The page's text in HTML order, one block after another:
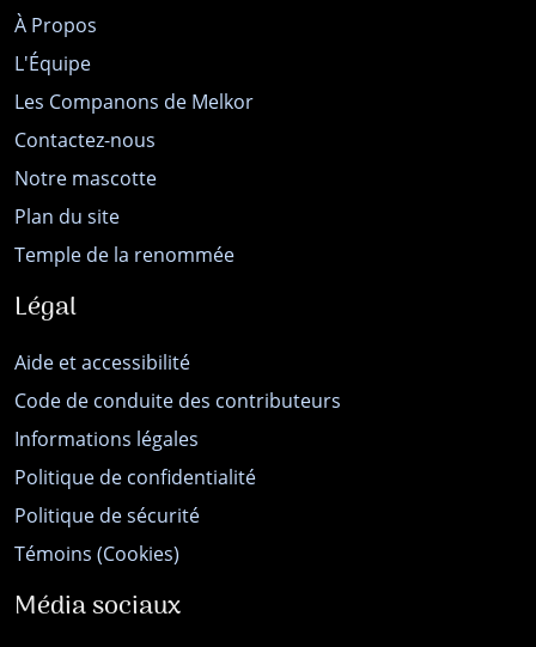
À Propos
L'Équipe
Les Companons de Melkor
Contactez-nous
Notre mascotte
Plan du site
Temple de la renommée
Légal
Aide et accessibilité
Code de conduite des contributeurs
Informations légales
Politique de confidentialité
Politique de sécurité
Témoins (Cookies)
Média sociaux